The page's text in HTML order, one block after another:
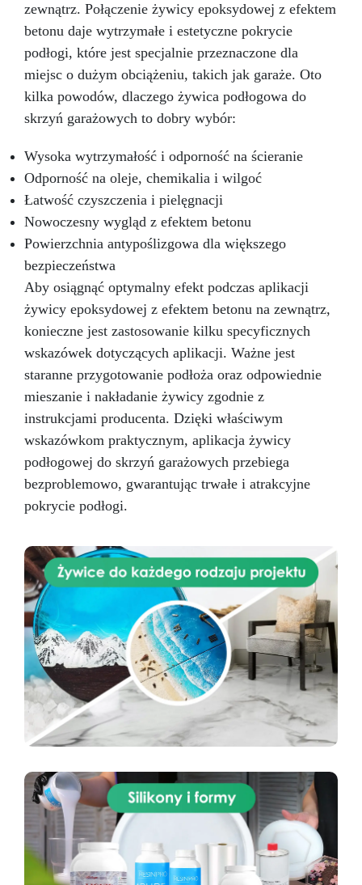
zewnątrz. Połączenie żywicy epoksydowej z efektem
betonu daje wytrzymałe i estetyczne pokrycie
podłogi, które jest specjalnie przeznaczone dla
miejsc o dużym obciążeniu, takich jak garaże. Oto
kilka powodów, dlaczego żywica podłogowa do
skrzyń garażowych to dobry wybór:
Wysoka wytrzymałość i odporność na ścieranie
Odporność na oleje, chemikalia i wilgoć
Łatwość czyszczenia i pielęgnacji
Nowoczesny wygląd z efektem betonu
Powierzchnia antypoślizgowa dla większego
bezpieczeństwa
Aby osiągnąć optymalny efekt podczas aplikacji
żywicy epoksydowej z efektem betonu na zewnątrz,
konieczne jest zastosowanie kilku specyficznych
wskazówek dotyczących aplikacji. Ważne jest
staranne przygotowanie podłoża oraz odpowiednie
mieszanie i nakładanie żywicy zgodnie z
instrukcjami producenta. Dzięki właściwym
wskazówkom praktycznym, aplikacja żywicy
podłogowej do skrzyń garażowych przebiega
bezproblemowo, gwarantując trwałe i atrakcyjne
pokrycie podłogi.